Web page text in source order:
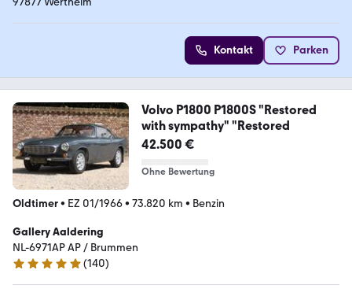
Kontakt Parken
Volvo P1800 P1800S "Restored
with sympathy" "Restored
42.500 €
Ohne Bewertung
Oldtimer• EZ 01/1966• 73.820 km • Benzin
Gallery Aaldering
NL-6971AP AP / Brummen
4.8 Sterne
(140)